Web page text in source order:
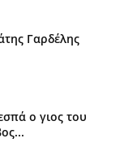
Γαρδέλης
ο γιος του